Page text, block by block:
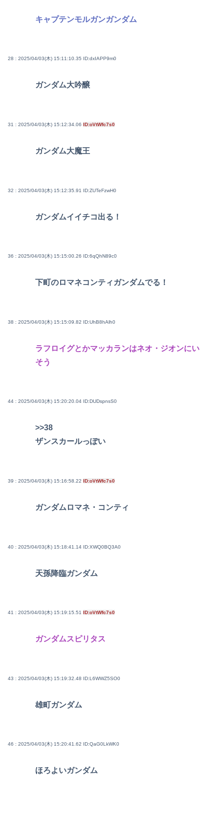
キャプテンモルガンガンダム
28 : 2025/04/03(木) 15:11:10.35 ID:dxIAPP9m0
ガンダム大吟醸
31 : 2025/04/03(木) 15:12:34.06 ID:oVtWfc7s0
ガンダム大魔王
32 : 2025/04/03(木) 15:12:35.91 ID:ZUTeFzwH0
ガンダムイイチコ出る！
36 : 2025/04/03(木) 15:15:00.26 ID:6qQhN89c0
下町のロマネコンティガンダムでる！
38 : 2025/04/03(木) 15:15:09.82 ID:UhB8hAlh0
ラフロイグとかマッカランはネオ・ジオンにい
そう
44 : 2025/04/03(木) 15:20:20.04 ID:DUDspnsS0
>>38
ザンスカールっぽい
39 : 2025/04/03(木) 15:16:58.22 ID:oVtWfc7s0
ガンダムロマネ・コンティ
40 : 2025/04/03(木) 15:18:41.14 ID:XWQ0BQ3A0
天孫降臨ガンダム
41 : 2025/04/03(木) 15:19:15.51 ID:oVtWfc7s0
ガンダムスピリタス
43 : 2025/04/03(木) 15:19:32.48 ID:L6WWZ5SO0
雄町ガンダム
46 : 2025/04/03(木) 15:20:41.62 ID:QaG0LkWK0
ほろよいガンダム